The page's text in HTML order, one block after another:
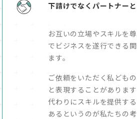
下請けでなくパートナー
お互いの立場やスキルを
でビジネスを遂行できる
ます。
ご依頼をいただく私ども
と表現することがありま
代わりにスキルを提供す
あるというのが私たちの考